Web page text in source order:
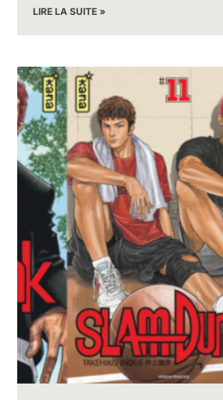
LIRE LA SUITE »